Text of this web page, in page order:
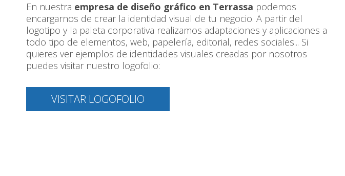
En nuestra empresa de diseño gráfico en Terrassa podemos
encargarnos de crear la identidad visual de tu negocio. A partir del
logotipo y la paleta corporativa realizamos adaptaciones y aplicaciones a
todo tipo de elementos, web, papelería, editorial, redes sociales... Si
quieres ver ejemplos de identidades visuales creadas por nosotros
puedes visitar nuestro logofolio:
VISITAR LOGOFOLIO